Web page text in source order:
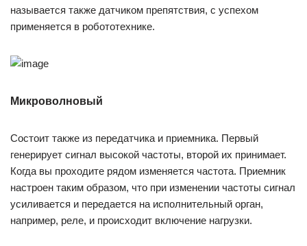
называется также датчиком препятствия, с успехом
применяется в робототехнике.
Микроволновый
Состоит также из передатчика и приемника. Первый
генерирует сигнал высокой частоты, второй их принимает.
Когда вы проходите рядом изменяется частота. Приемник
настроен таким образом, что при изменении частоты сигнал
усиливается и передается на исполнительный орган,
например, реле, и происходит включение нагрузки.